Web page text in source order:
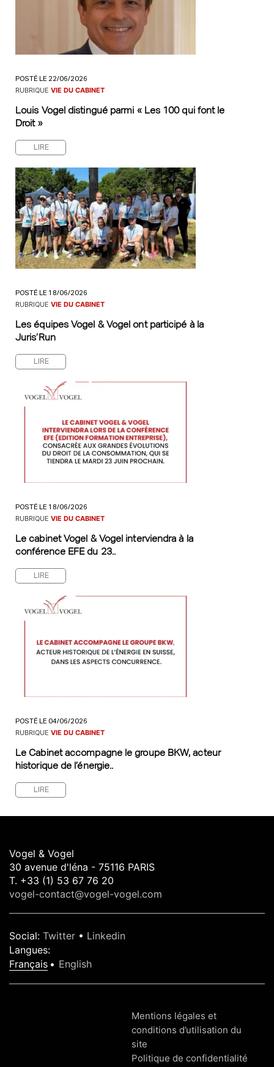
POSTÉ LE 22/06/2026
RUBRIQUE VIE DU CABINET
Louis Vogel distingué parmi « Les 100 qui font le
Droit »
LIRE
POSTÉ LE 18/06/2026
RUBRIQUE VIE DU CABINET
Les équipes Vogel & Vogel ont participé à la
Juris’Run
LIRE
POSTÉ LE 18/06/2026
RUBRIQUE VIE DU CABINET
Le cabinet Vogel & Vogel interviendra à la
conférence EFE du 23..
LIRE
POSTÉ LE 04/06/2026
RUBRIQUE VIE DU CABINET
Le Cabinet accompagne le groupe BKW, acteur
historique de l’énergie..
LIRE
Vogel & Vogel
30 avenue d'léna - 75116 PARIS
T. +33 (1) 53 67 76 20
vogel-contact@vogel-vogel.com
Social: Twitter • Linkedin
Langues:
Français
English
Mentions légales et
conditions d’utilisation du
site
Politique de confidentialité